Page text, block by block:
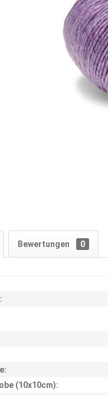
Bewertungen 0
(10x10cm):